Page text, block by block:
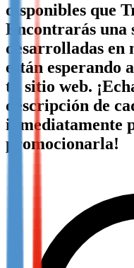
Not already our Publisher?
Sign up here
disponibles que
Encontrarás una
desarrolladas en
están esperando
tu sitio web.
descripción de
inmediatamente
promocionarla!